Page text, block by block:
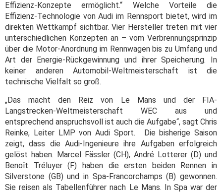
Effizienz-Konzepte ermöglicht.“ Welche Vorteile die
Effizienz-Technologie von Audi im Rennsport bietet, wird im
direkten Wettkampf sichtbar. Vier Hersteller treten mit vier
unterschiedlichen Konzepten an – vom Verbrennungsprinzip
über die Motor-Anordnung im Rennwagen bis zu Umfang und
Art der Energie-Rückgewinnung und ihrer Speicherung. In
keiner anderen Automobil-Weltmeisterschaft ist die
technische Vielfalt so groß.
„Das macht den Reiz von Le Mans und der FIA-
Langstrecken-Weltmeisterschaft WEC aus und
entsprechend anspruchsvoll ist auch die Aufgabe“, sagt Chris
Reinke, Leiter LMP von Audi Sport. Die bisherige Saison
zeigt, dass die Audi-Ingenieure ihre Aufgaben erfolgreich
gelöst haben. Marcel Fässler (CH), André Lotterer (D) und
Benoît Tréluyer (F) haben die ersten beiden Rennen in
Silverstone (GB) und in Spa-Francorchamps (B) gewonnen.
Sie reisen als Tabellenführer nach Le Mans. In Spa war der